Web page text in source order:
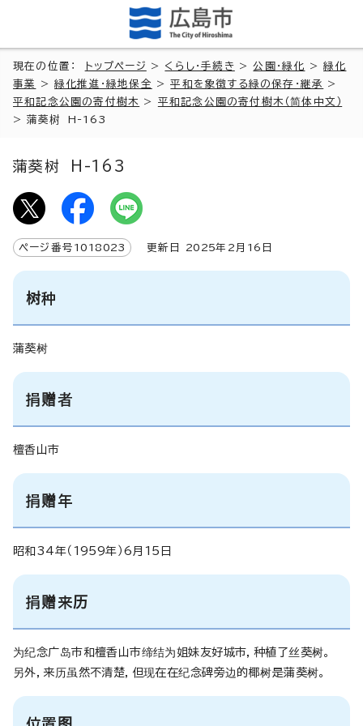
現在の位置： トップページ > くらし・手続き >公園・緑化 >緑化
事業
>緑化推進・緑地保全 >平和を象徴する緑の保存・継承
>
平和記念公園の寄付樹木
> 平和記念公園の寄付樹木（简体中文）
>蒲葵树 H-163
蒲葵树 H-163
ページ番号 1018023 更新日 2025年2月 16 日
树种
蒲葵树
捐赠者
檀香山市
捐赠年
昭和34年（1959年）6月15日
捐赠来历
为纪念广岛市和檀香山市缔结为姐妹友好城市，种植了丝葵树。
另外，来历虽然不清楚，但现在在纪念碑旁边的椰树是蒲葵树。